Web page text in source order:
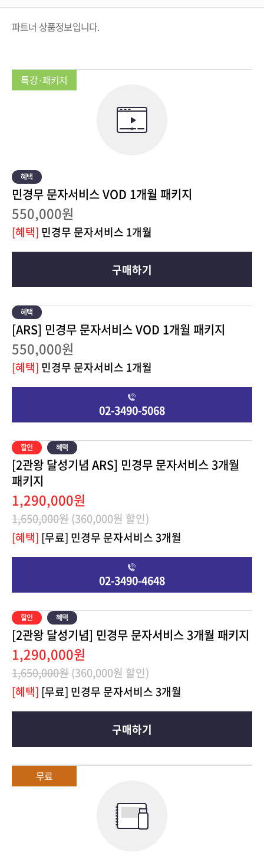
파트너 상품정보입니다.
민경무 문자서비스 VOD 1개월 패키지
550,000원
[혜택] 민경무 문자서비스 1개월
구매하기
[ARS] 민경무 문자서비스 VOD 1개월 패키지
550,000원
[혜택] 민경무 문자서비스 1개월
02-3490-5068
[2관왕 달성기념 ARS] 민경무 문자서비스 3개월
패키지
1,290,000원
1,650,000원(360,000원 할인)
[혜택] [무료] 민경무 문자서비스 3개월
02-3490-4648
[2관왕 달성기념] 민경무 문자서비스 3개월 패키지
1,290,000원
1,650,000원(360,000원 할인)
[혜택] [무료] 민경무 문자서비스 3개월
구매하기